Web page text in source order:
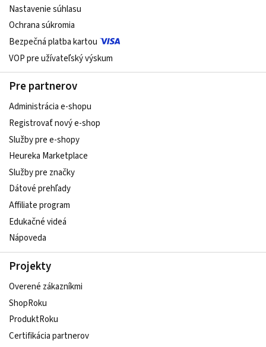
Nastavenie súhlasu
Ochrana súkromia
Bezpečná platba kartou
VOP pre užívateľský výskum
Pre partnerov
Administrácia e-shopu
Registrovať nový e-shop
Služby pre e‑shopy
Heureka Marketplace
Služby pre značky
Dátové prehľady
Affiliate program
Edukačné videá
Nápoveda
Projekty
Overené zákazníkmi
ShopRoku
ProduktRoku
Certifikácia partnerov